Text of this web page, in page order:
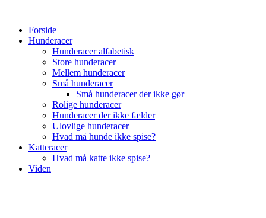
indholdForside
Hunderacer
Hunderacer alfabetisk
Store hunderacer
Mellem hunderacer
Små hunderacer
Små hunderacer der ikke gør
Rolige hunderacer
Hunderacer der ikke fælder
Ulovlige hunderacer
Hvad må hunde ikke spise?
Katteracer
Hvad må katte ikke spise?
Viden